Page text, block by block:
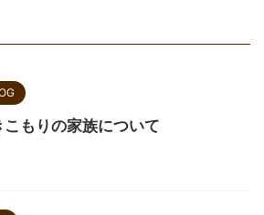
こもりの家族について